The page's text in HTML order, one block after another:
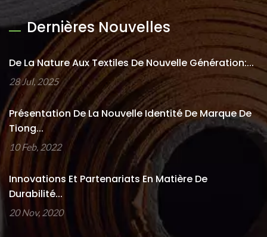
Dernières Nouvelles
De La Nature Aux Textiles De Nouvelle Génération:...
28 Jul, 2025
Présentation De La Nouvelle Identité De Marque De
Tiong...
10 Feb, 2022
Innovations Et Partenariats En Matière De
Durabilité...
20 Nov, 2020